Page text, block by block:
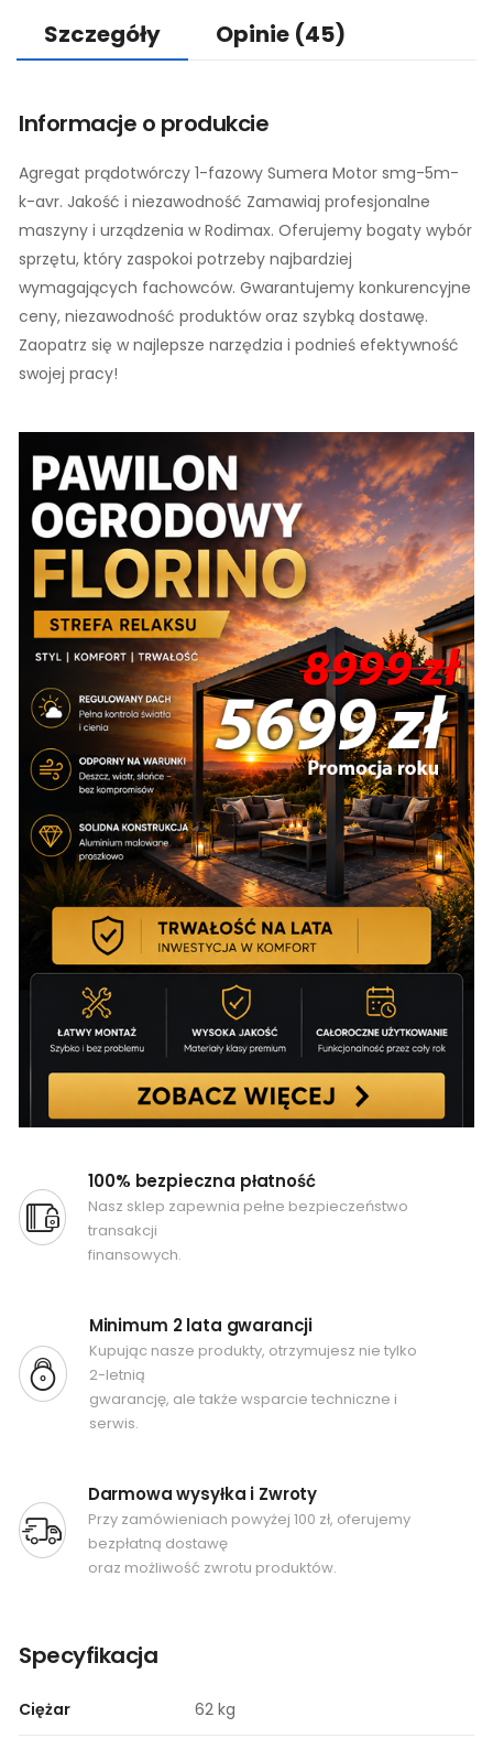
Szczegóły Opinie (45)
Informacje o produkcie
Agregat prądotwórczy 1-fazowy Sumera Motor smg-5m-
k-avr. Jakość i niezawodność Zamawiaj profesjonalne
maszyny i urządzenia w Rodimax. Oferujemy bogaty wybór
sprzętu, który zaspokoi potrzeby najbardziej
wymagających fachowców. Gwarantujemy konkurencyjne
ceny, niezawodność produktów oraz szybką dostawę.
Zaopatrz się w najlepsze narzędzia i podnieś efektywność
swojej pracy!
100% bezpieczna płatność
Nasz sklep zapewnia pełne bezpieczeństwo
transakcji
finansowych.
Minimum 2 lata gwarancji
Kupując nasze produkty, otrzymujesz nie tylko
2-letnią
gwarancję, ale także wsparcie techniczne i
serwis.
Darmowa wysyłka i Zwroty
Przy zamówieniach powyżej 100 zł, oferujemy
bezpłatną dostawę
oraz możliwość zwrotu produktów.
Specyfikacja
Ciężar 62 kg